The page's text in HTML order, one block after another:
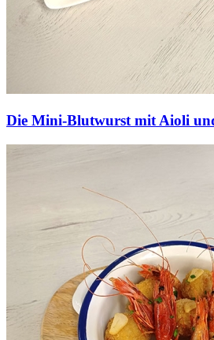
Die Mini-Blutwurst mit Aioli